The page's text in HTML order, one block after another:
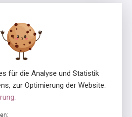
Pro Mente Sana, mitinitiiert und
Stiftung.
für die Analyse und Statistik
zur Optimierung der Website.